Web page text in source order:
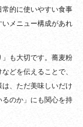
的に使いやすい食事
メニュー構成があれ
も大切です。蕎麦粉
どを伝えることで、
、ただ美味しいだけ
のか」にも関心を持